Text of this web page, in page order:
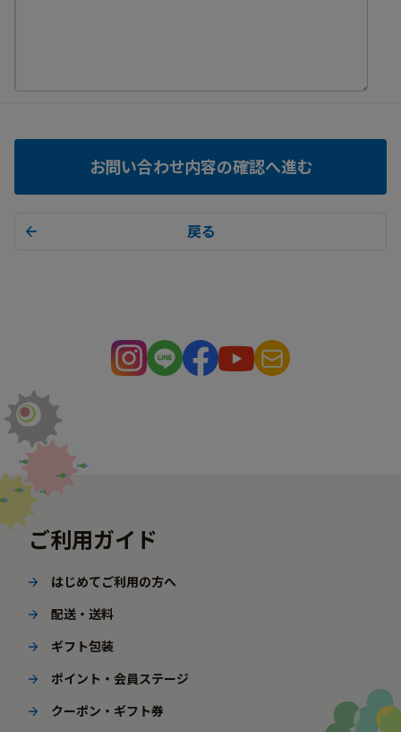
お問い合わせ内容の確認へ進む
戻る
ご利用ガイド
はじめてご利用の方へ
配送・送料
ギフト包装
ポイント・会員ステージ
クーポン・ギフト券